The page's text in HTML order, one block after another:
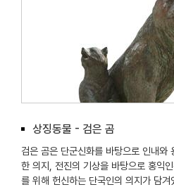
상징동물 - 검은 곰
검은 곰은 단군신화를 바탕으로 인내와
한 의지, 전진의 기상을 바탕으로 홍익
를 위해 헌신하는 단국인의 의지가 담겨